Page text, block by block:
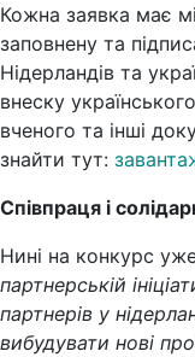
Кожна заявка має
заповнену та
Нідерландів та
внеску
вченого та інші
знайти тут:
Співпраця і
Нині на конкурс
партнерській
партнерів у
вибудувати нові